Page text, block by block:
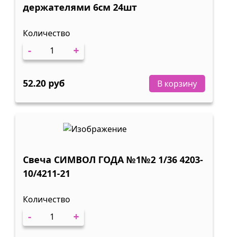
держателями 6см 24шт
Количество
- +
52.20 руб В корзину
Свеча СИМВОЛ ГОДА №1№2 1/36 4203-
10/4211-21
Количество
- +